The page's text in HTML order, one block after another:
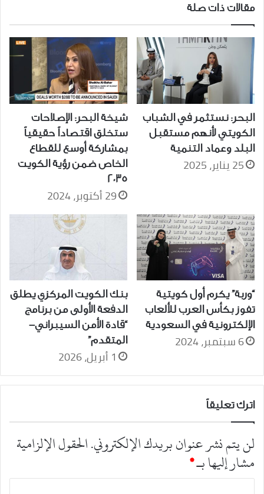
مقالات ذات صلة
البحر: نستثمر في الشباب
الكويتي لأنهم مستقبل
البلد وعماد التنمية
25 يناير، 2025
شيخة البحر: الإصلاحات
ستخلق اقتصاداً حقيقياً
بمشاركة أوسع للقطاع
الخاص ضمن رؤية الكويت
2035
29 أكتوبر، 2024
“وربة” يكرم أول كويتية
تفوز بكأس العرب للألعاب
الإلكترونية في السعودية
6 سبتمبر، 2024
بنك الكويت المركزي يطلق
الدفعة الأولى من برنامج
“قادة الأمن السيبراني-
المتقدم”
1 أبريل، 2026
اترك تعليقاً
لن يتم نشر عنوان بريدك الإلكتروني.الحقول الإلزامية
مشار إليها بـ*
ا